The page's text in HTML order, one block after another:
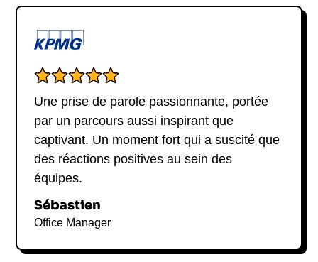
Une prise de parole passionnante, portée
par un parcours aussi inspirant que
captivant. Un moment fort qui a suscité que
des réactions positives au sein des
équipes.
Sébastien
Office Manager